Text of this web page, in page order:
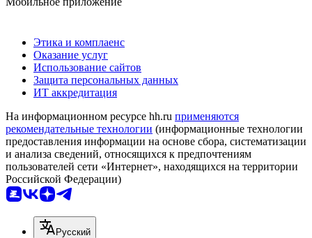
Этика и комплаенс
Оказание услуг
Использование сайтов
Защита персональных данных
ИТ аккредитация
На информационном ресурсе hh.ru применяются
рекомендательные технологии (информационные технологии
предоставления информации на основе сбора, систематизации
и анализа сведений, относящихся к предпочтениям
пользователей сети «Интернет», находящихся на территории
Российской Федерации)
Русский